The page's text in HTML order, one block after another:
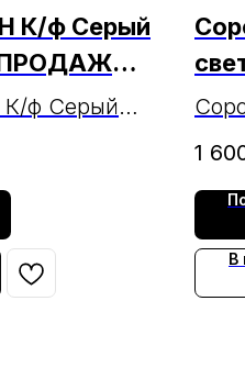
К/ф Серый
ф Серый
1
В